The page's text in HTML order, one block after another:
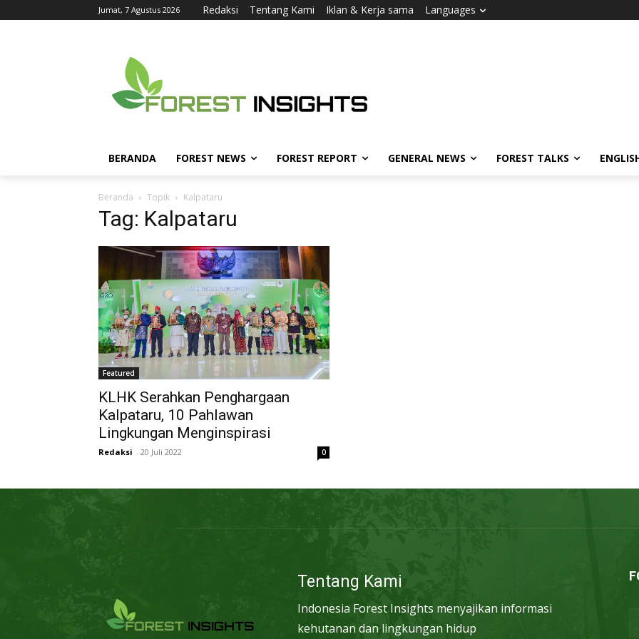
Jumat, 7 Agustus 2026 Redaksi Tentang Kami Iklan & Kerja sama Languages
BERANDA FOREST NEWS FOREST REPORT GENERAL NEWS FOREST TALKS
Beranda Topik Kalpataru
Tag: Kalpataru
Featured
KLHK Serahkan Penghargaan
Kalpataru, 10 Pahlawan
Lingkungan Menginspirasi
Redaksi - 20 Juli 2022 0
Tentang Kami
Indonesia Forest Insights menyajikan informasi
kehutanan dan lingkungan hidup